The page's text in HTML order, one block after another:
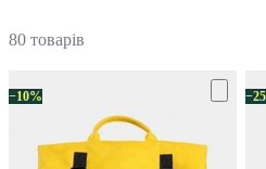
80 товарів
−10%